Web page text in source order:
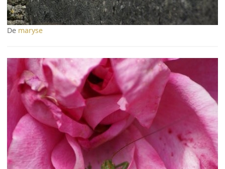
De maryse